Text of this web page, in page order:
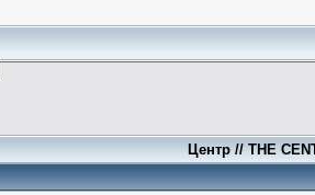
Центр // THE